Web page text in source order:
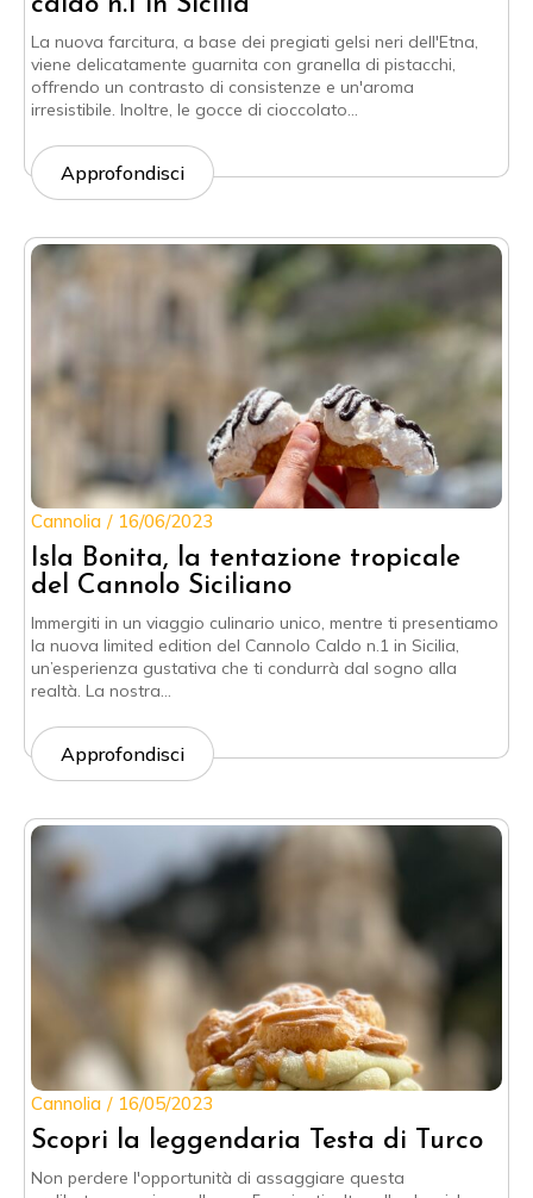
La nuova farcitura, a base dei pregiati gelsi neri dell'Etna,
viene delicatamente guarnita con granella di pistacchi,
offrendo un contrasto di consistenze e un'aroma
irresistibile. Inoltre, le gocce di cioccolato…
Approfondisci
Isla Bonita, la tentazione tropicale
del Cannolo Siciliano
Cannolia 16/06/2023
Immergiti in un viaggio culinario unico, mentre ti presentiamo
la nuova limited edition del Cannolo Caldo n.1 in Sicilia,
un’esperienza gustativa che ti condurrà dal sogno alla
realtà. La nostra…
Approfondisci
Scopri la leggendaria Testa di Turco
Cannolia 16/05/2023
Non perdere l'opportunità di assaggiare questa